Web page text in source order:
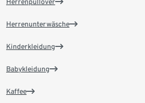
Herrenpullover
Herrenunterwäsche
Kinderkleidung
Babykleidung
Kaffee